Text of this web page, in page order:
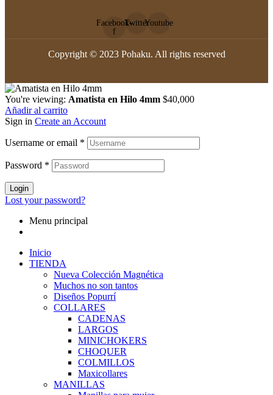
Facebook-
f
TwitterYoutube
Copyright © 2023 Pohaku. All rights reserved
You're viewing: Amatista en Hilo 4mm $40,000
Añadir al carrito
Sign in Create an Account
Username or email *
Password *
Login
Lost your password?
Menu principal
Inicio
TIENDA
Nueva Colección Magnética
Muchos no son tantos
Diseños Popurrí
COLLARES
CADENAS
LARGOS
MINICHOKERS
CHOQUER
COLMILLOS
Maxicollares
MANILLAS